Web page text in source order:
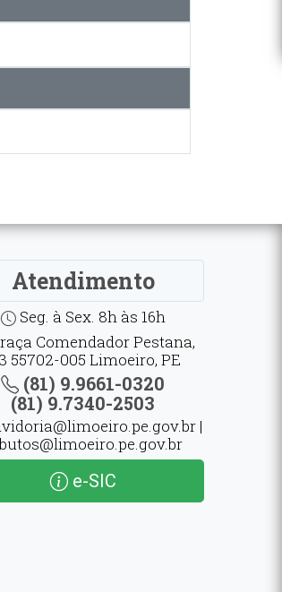
Atendimento
Seg. à Sex. 8h às 16h
Comendador Pestana,
55702-005 Limoeiro, PE
(81) 9.9661-0320
(81) 9.7340-2503
|
e-SIC